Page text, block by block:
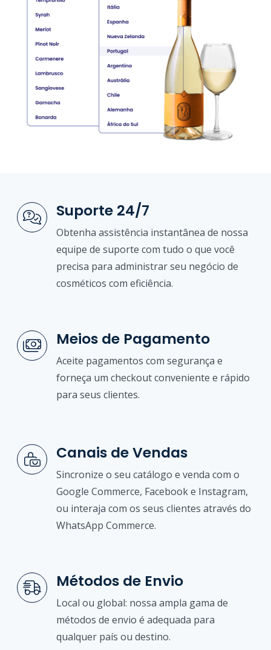
Suporte 24/7
Obtenha assistência instantânea de nossa
equipe de suporte com tudo o que você
precisa para administrar seu negócio de
cosméticos com eficiência.
Meios de Pagamento
Aceite pagamentos com segurança e
forneça um checkout conveniente e rápido
para seus clientes.
Canais de Vendas
Sincronize o seu catálogo e venda com o
Google Commerce, Facebook e Instagram,
ou interaja com os seus clientes através do
WhatsApp Commerce.
Métodos de Envio
Local ou global: nossa ampla gama de
métodos de envio é adequada para
qualquer país ou destino.